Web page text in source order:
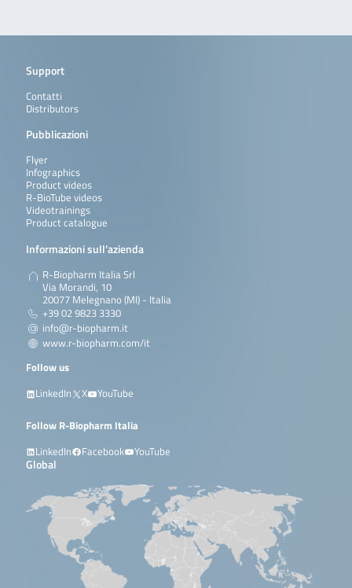
Support
Contatti
Distributors
Pubblicazioni
Flyer
Infographics
Product videos
R-BioTube videos
Videotrainings
Product catalogue
Informazioni sull’azienda
R-Biopharm Italia Srl
Via Morandi, 10
20077 Melegnano (MI) - Italia
+39 02 9823 3330
info@r-biopharm.it
www.r-biopharm.com/it
Follow us
LinkedIn
X YouTube
Follow R-Biopharm Italia
LinkedIn
Facebook YouTube
Global